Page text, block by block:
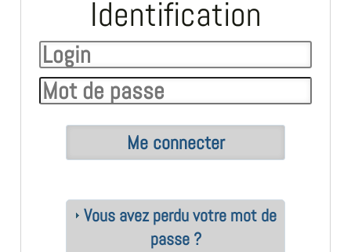
Identification
Vous avez perdu votre mot de
passe ?